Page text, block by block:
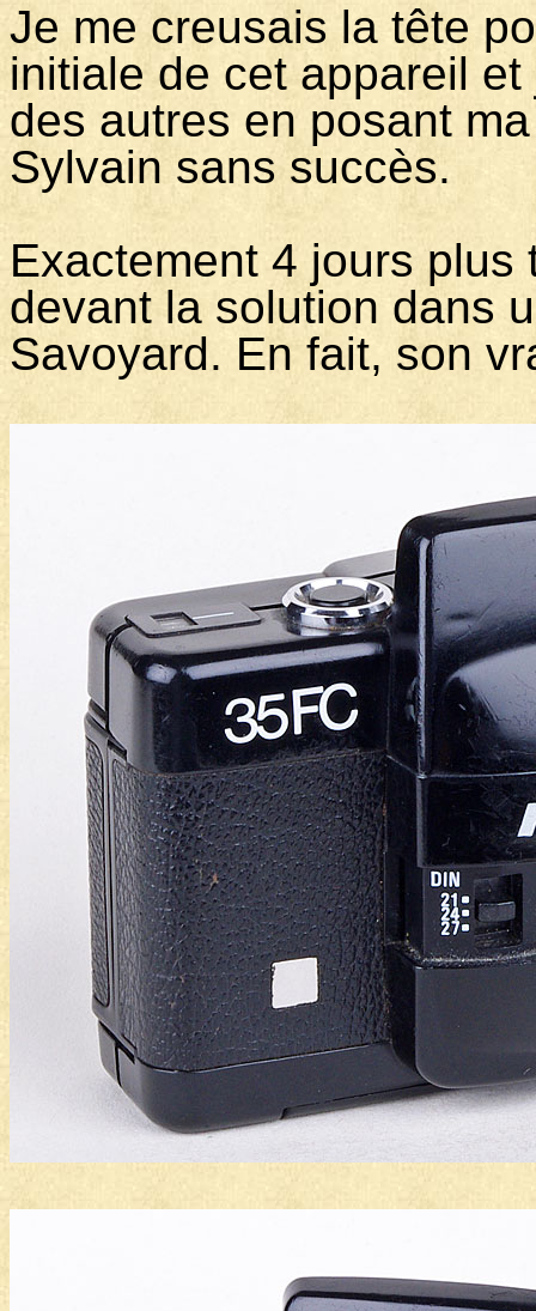
Je me creusais la tête
initiale de cet appareil
des autres en posant
Sylvain sans succès.
Exactement 4 jours
devant la solution dans
Savoyard. En fait, son